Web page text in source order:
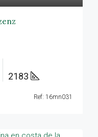
2183
Ref: 16mn031